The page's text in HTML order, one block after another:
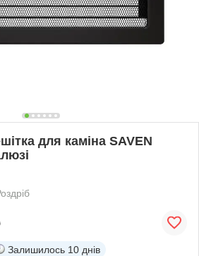
для каміна SAVEN
Залишилось 10 днів